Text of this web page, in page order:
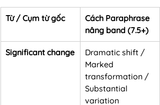
Từ / Cụm từ gốc
Cách Paraphrase
nâng band (7.5+)
Significant change
Dramatic shift /
Marked
transformation /
Substantial
variation